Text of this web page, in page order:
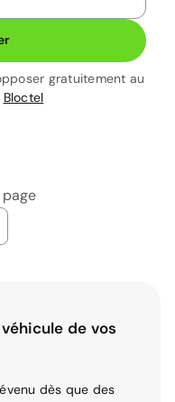
gratuitement au
Bloctel
de vos
dès que des